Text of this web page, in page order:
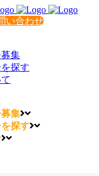
い合わせ
集
探す
集
探す